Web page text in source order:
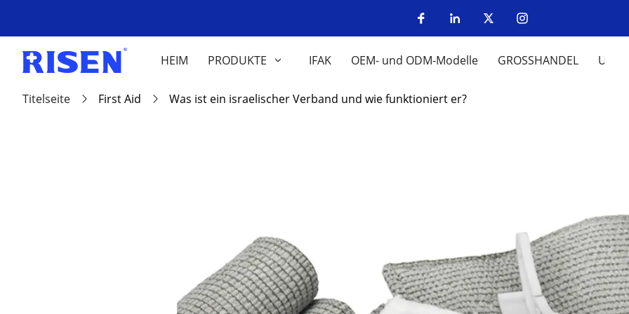
HEIM PRODUKTE IFAK OEM- und ODM-Modelle GROSSHANDEL UM
Titelseite First Aid Was ist ein israelischer Verband und wie funktioniert er?